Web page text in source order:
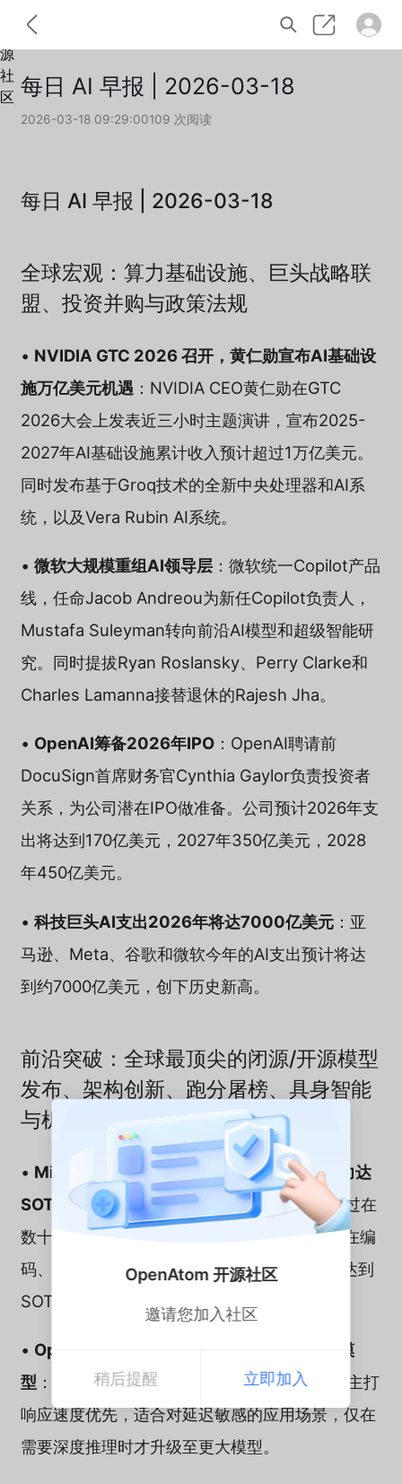
OpenAtom 开源社区
邀请您加入社区
稍后提醒 立即加入
每日 AI 早报 | 2026-03-18
2026-03-18 09:29:00109 次阅读
每日 AI 早报 | 2026-03-18
全球宏观：算力基础设施、巨头战略联
盟、投资并购与政策法规
• NVIDIA GTC 2026 召开，黄仁勋宣布AI基础设
施万亿美元机遇 ：NVIDIA CEO黄仁勋在GTC
2026大会上发表近三小时主题演讲，宣布2025-
2027年AI基础设施累计收入预计超过1万亿美元。
同时发布基于Groq技术的全新中央处理器和AI系
统，以及Vera Rubin AI系统。
• 微软大规模重组AI领导层：微软统一Copilot产品
线，任命Jacob Andreou为新任Copilot负责人，
Mustafa Suleyman转向前沿AI模型和超级智能研
究。同时提拔Ryan Roslansky、Perry Clarke和
Charles Lamanna接替退休的Rajesh Jha。
• OpenAI筹备2026年IPO：OpenAI聘请前
DocuSign首席财务官Cynthia Gaylor负责投资者
关系，为公司潜在IPO做准备。公司预计2026年支
出将达到170亿美元，2027年350亿美元，2028
年450亿美元。
• 科技巨头AI支出2026年将达7000亿美元：亚
马逊、Meta、谷歌和微软今年的AI支出预计将达
到约7000亿美元，创下历史新高。
前沿突破：全球最顶尖的闭源/开源模型
发布、架构创新、跑分屠榜、具身智能
与机器人基础模型
• MiniMax发布M2.5模型，代码和Agent能力达
SOTA水平：MiniMax正式发布M2.5模型，通过在
数十万个复杂真实环境中进行强化学习训练，在编
码、Agent工具使用、搜索和办公任务等方面达到
SOTA水平。
• OpenAI发布GPT-5.4 Mini和Nano轻量级模
型 ：OpenAI推出GPT-5.4 mini和nano模型，主打
响应速度优先，适合对延迟敏感的应用场景，仅在
需要深度推理时才升级至更大模型。